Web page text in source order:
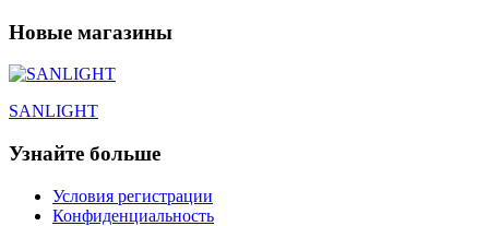
Новые магазины
SANLIGHT
Узнайте больше
Условия регистрации
Конфиденциальность